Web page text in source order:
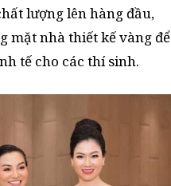
lượng lên hàng đầu,
mặt nhà thiết kế vàng để
tế cho các thí sinh.